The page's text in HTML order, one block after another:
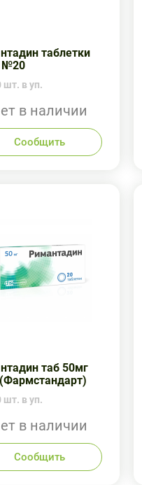
таблетки
№20
шт. в уп.
в наличии
Сообщить
таб 50мг
шт. в уп.
в наличии
Сообщить